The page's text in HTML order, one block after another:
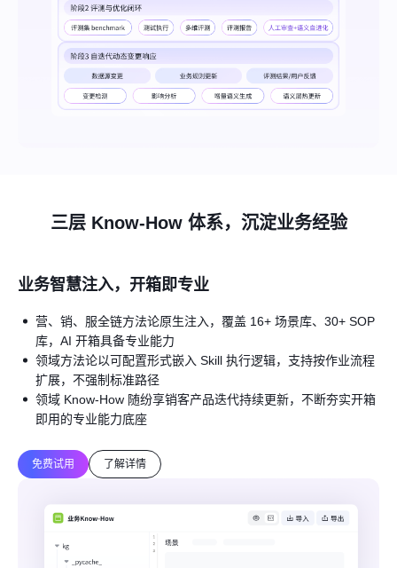
三层 Know-How 体系，沉淀业务经验
业务智慧注入，开箱即专业
营、销、服全链方法论原生注入，覆盖 16+ 场景库、30+ SOP
库，AI 开箱具备专业能力
领域方法论以可配置形式嵌入 Skill 执行逻辑，支持按作业流程
扩展，不强制标准路径
领域 Know-How 随纷享销客产品迭代持续更新，不断夯实开箱
即用的专业能力底座
免费试用 了解详情